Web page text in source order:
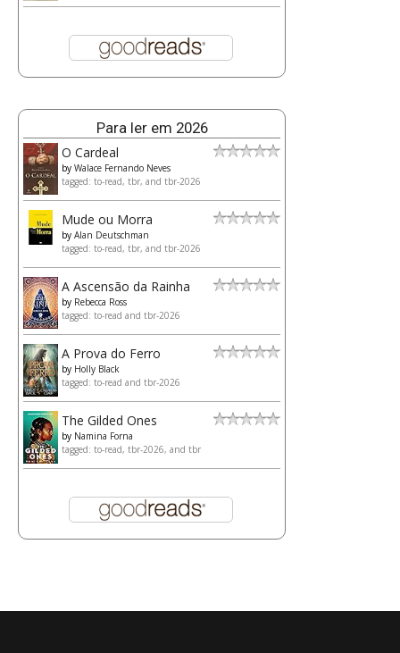
Para ler em 2026
O Cardeal
by Walace Fernando Neves
tagged: to-read, tbr, and tbr-2026
Mude ou Morra
by Alan Deutschman
tagged: to-read, tbr, and tbr-2026
A Ascensão da Rainha
by Rebecca Ross
tagged: to-read and tbr-2026
A Prova do Ferro
by Holly Black
tagged: to-read and tbr-2026
The Gilded Ones
by Namina Forna
tagged: to-read, tbr-2026, and tbr